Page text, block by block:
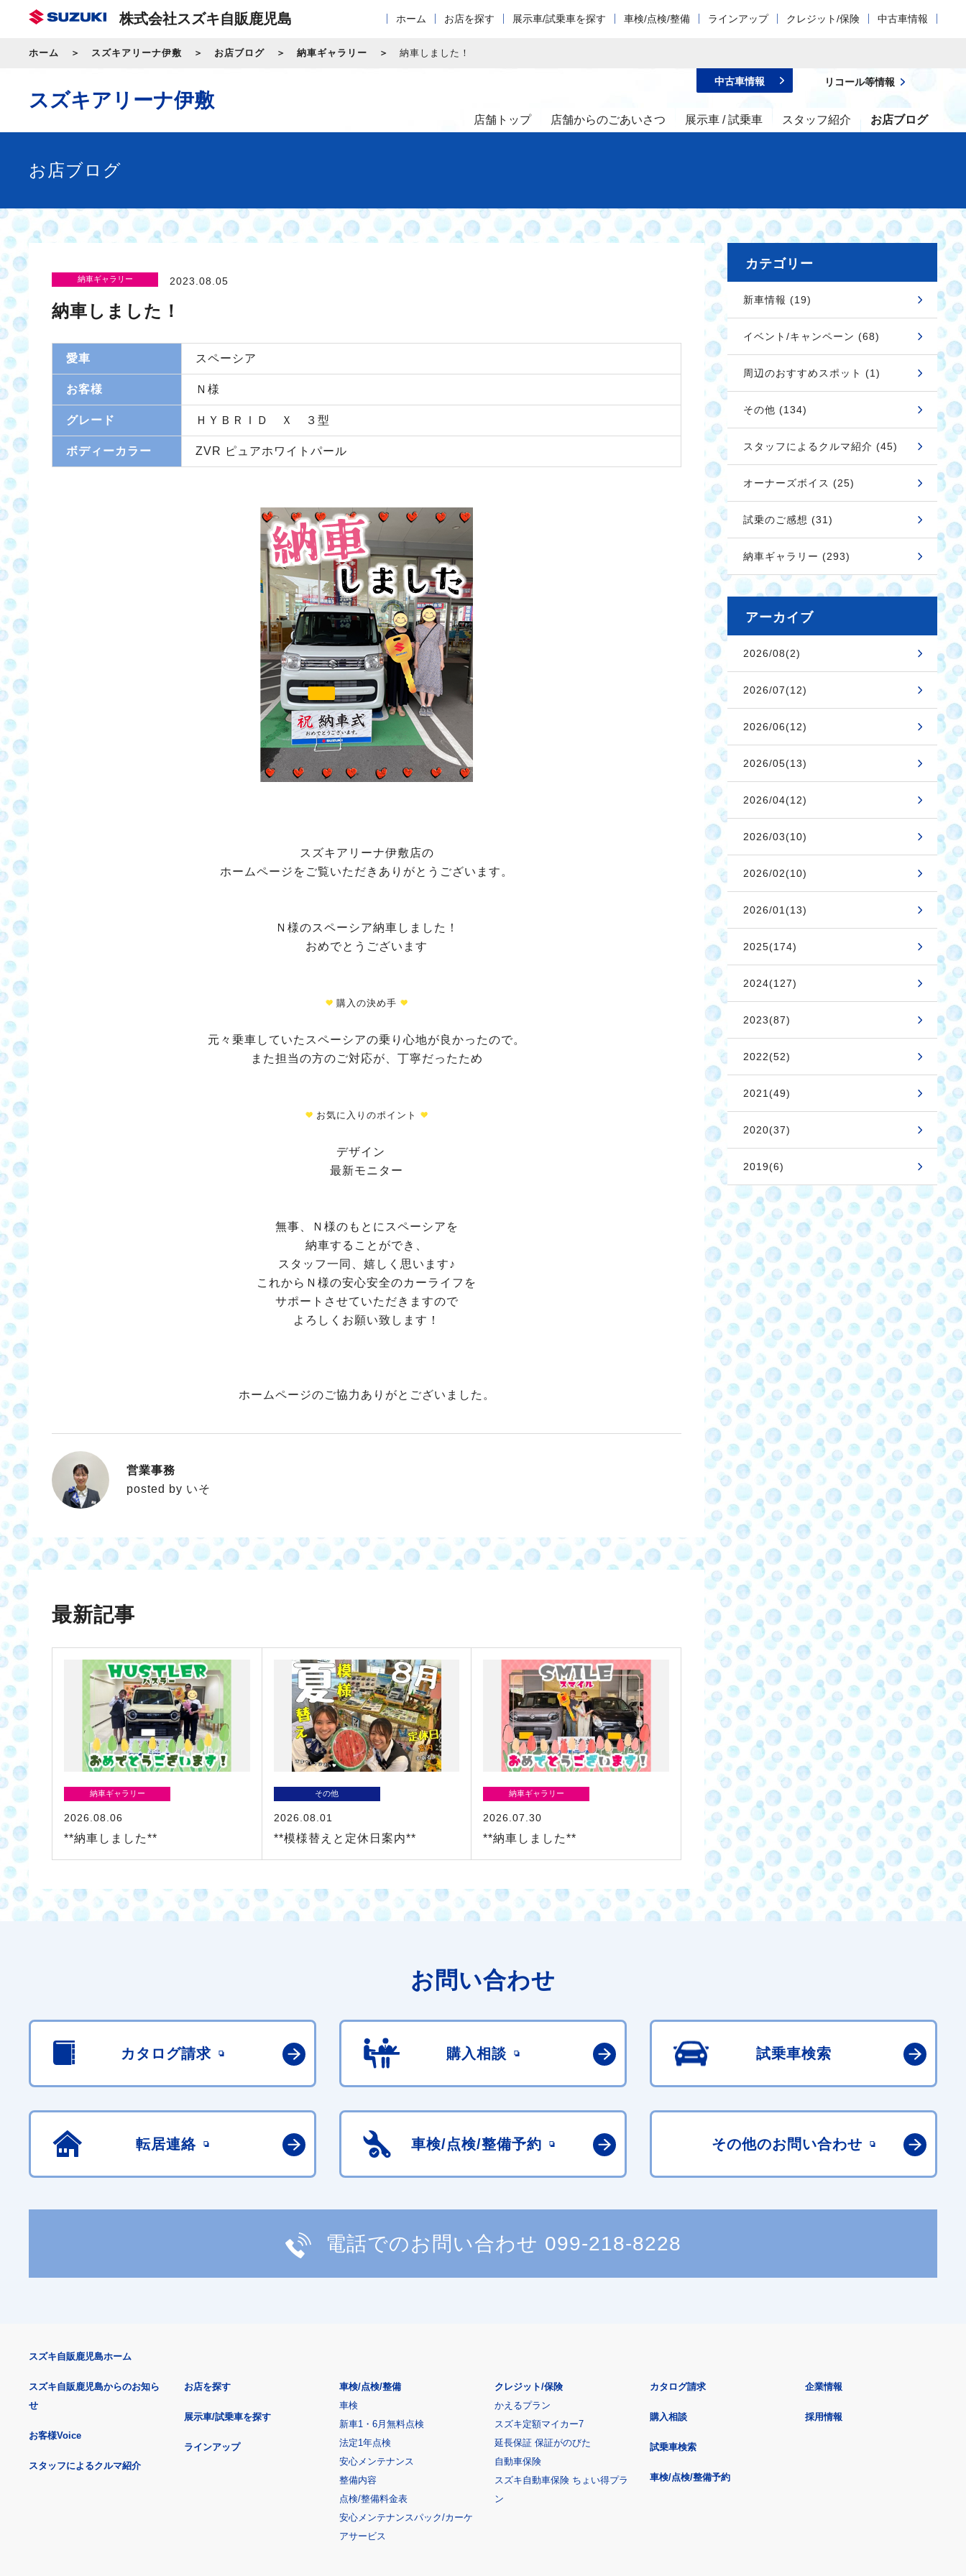
株式会社スズキ自販鹿児島 ホーム お店を探す 展示車/試乗車を探す 車検/点検/整備 ラインアップ クレジット/保険 中古車情報
ホーム スズキアリーナ伊敷 お店ブログ 納車ギャラリー 納車しました！
スズキアリーナ伊敷
店舗トップ 店舗からのごあいさつ 展示車 / 試乗車 スタッフ紹介 お店ブログ
中古車情報 リコール等情報
お店ブログ
納車ギャラリー 2023.08.05
納車しました！
愛車 スペーシア
お客様 Ｎ様
グレード ＨＹＢＲＩＤ Ｘ ３型
ボディーカラー ZVR ピュアホワイトパール
スズキアリーナ伊敷店の
ホームページをご覧いただきありがとうございます。
Ｎ様のスペーシア納車しました！
おめでとうございます
購入の決め手
元々乗車していたスペーシアの乗り心地が良かったので。
また担当の方のご対応が、丁寧だったため
お気に入りのポイント
デザイン
最新モニター
無事、Ｎ様のもとにスペーシアを
納車することができ、
スタッフ一同、嬉しく思います♪
これからＮ様の安心安全のカーライフを
サポートさせていただきますので
よろしくお願い致します！
ホームページのご協力ありがとございました。
いそ
営業事務
posted by いそ
最新記事
納車ギャラリー
2026.08.06
**納車しました**
その他
2026.08.01
**模様替えと定休日案内**
納車ギャラリー
2026.07.30
**納車しました**
カテゴリー
新車情報 (19)
イベント/キャンペーン (68)
周辺のおすすめスポット (1)
その他 (134)
スタッフによるクルマ紹介 (45)
オーナーズボイス (25)
試乗のご感想 (31)
納車ギャラリー (293)
アーカイブ
2026/08(2)
2026/07(12)
2026/06(12)
2026/05(13)
2026/04(12)
2026/03(10)
2026/02(10)
2026/01(13)
2025(174)
2024(127)
2023(87)
2022(52)
2021(49)
2020(37)
2019(6)
お問い合わせ
カタログ請求 購入相談 試乗車検索
転居連絡 車検/点検/整備予約 その他のお問い合わせ
電話でのお問い合わせ 099-218-8228
スズキ自販鹿児島ホーム
スズキ自販鹿児島からのお知ら
せ
お客様Voice
スタッフによるクルマ紹介
お店を探す
展示車/試乗車を探す
ラインアップ
車検/点検/整備
車検
新車1・6月無料点検
法定1年点検
安心メンテナンス
整備内容
点検/整備料金表
安心メンテナンスパック/カーケ
アサービス
クレジット/保険
かえるプラン
スズキ定額マイカー7
延長保証 保証がのびた
自動車保険
スズキ自動車保険 ちょい得プラ
ン
カタログ請求
購入相談
試乗車検索
車検/点検/整備予約
企業情報
採用情報